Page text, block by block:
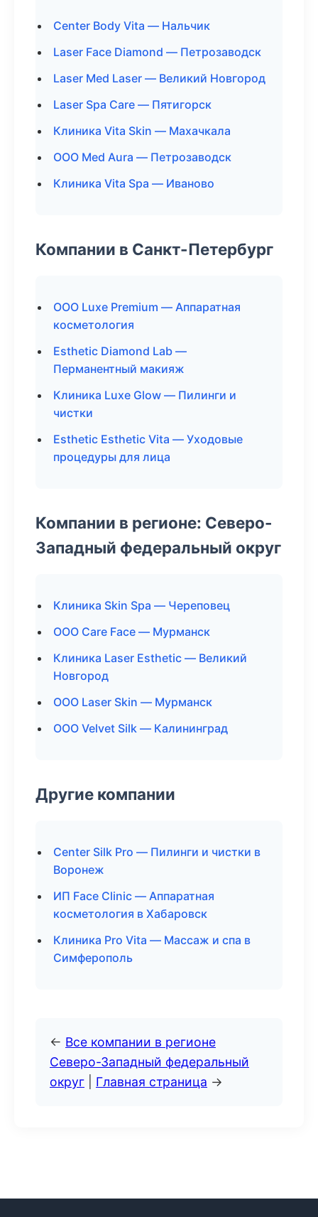
Center Body Vita — Нальчик
Laser Face Diamond — Петрозаводск
Laser Med Laser — Великий Новгород
Laser Spa Care — Пятигорск
Клиника Vita Skin — Махачкала
ООО Med Aura — Петрозаводск
Клиника Vita Spa — Иваново
Компании в Санкт-Петербург
ООО Luxe Premium — Аппаратная
косметология
Esthetic Diamond Lab —
Перманентный макияж
Клиника Luxe Glow — Пилинги и
чистки
Esthetic Esthetic Vita — Уходовые
процедуры для лица
Компании в регионе: Северо-
Западный федеральный округ
Клиника Skin Spa — Череповец
ООО Care Face — Мурманск
Клиника Laser Esthetic — Великий
Новгород
ООО Laser Skin — Мурманск
ООО Velvet Silk — Калининград
Другие компании
Center Silk Pro — Пилинги и чистки в
Воронеж
ИП Face Clinic — Аппаратная
косметология в Хабаровск
Клиника Pro Vita — Массаж и спа в
Симферополь
← Все компании в регионе
Северо-Западный федеральный
округ
Главная страница →